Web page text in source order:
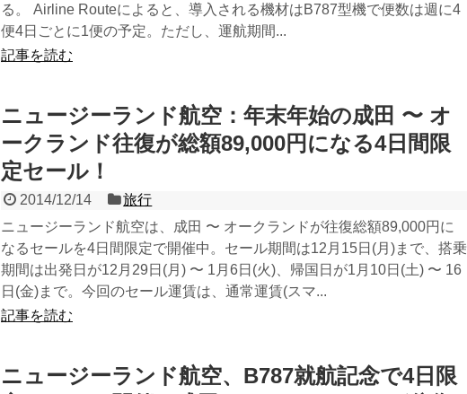
る。 Airline Routeによると、導入される機材はB787型機で便数は週に4
便4日ごとに1便の予定。ただし、運航期間...
記事を読む
ニュージーランド航空：年末年始の成田 〜 オ
ークランド往復が総額89,000円になる4日間限
定セール！
2014/12/14
旅行
ニュージーランド航空は、成田 〜 オークランドが往復総額89,000円に
なるセールを4日間限定で開催中。セール期間は12月15日(月)まで、搭乗
期間は出発日が12月29日(月) 〜 1月6日(火)、帰国日が1月10日(土) 〜 16
日(金)まで。今回のセール運賃は、通常運賃(スマ...
記事を読む
ニュージーランド航空、B787就航記念で4日限